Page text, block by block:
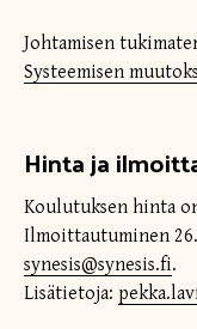
Johtamisen
Systeemisen
Hinta ja
Koulutuksen hinta
Ilmoittautuminen
synesis@synesis.fi.
Lisätietoja: